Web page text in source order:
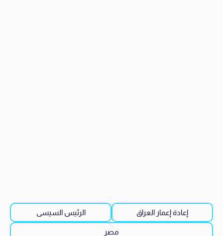
إعادة إعمار العراق الرئيس السيسى
مصر